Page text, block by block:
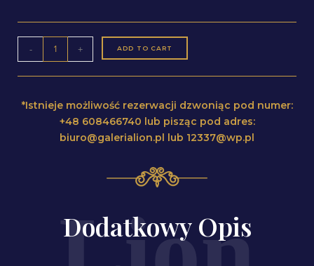
- + ADD TO CART
*Istnieje możliwość rezerwacji dzwoniąc pod numer:
+48 608466740 lub pisząc pod adres:
biuro@galerialion.pl lub 12337@wp.pl
Dodatkowy Opis